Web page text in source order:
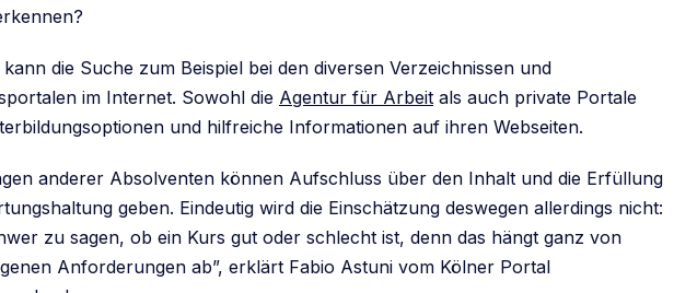
kann die Suche zum Beispiel bei den diversen Verzeichnissen und
im Internet. Sowohl die Agentur für Arbeit als auch private Portale
und hilfreiche Informationen auf ihren Webseiten.
anderer Absolventen können Aufschluss über den Inhalt und die Erfüllung
geben. Eindeutig wird die Einschätzung deswegen allerdings nicht:
zu sagen, ob ein Kurs gut oder schlecht ist, denn das hängt ganz von
Anforderungen ab”, erklärt Fabio Astuni vom Kölner Portal